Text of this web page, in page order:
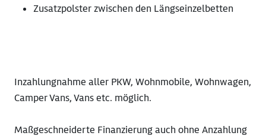
Zusatzpolster zwischen den Längseinzelbetten
Inzahlungnahme aller PKW, Wohnmobile, Wohnwagen,
Camper Vans, Vans etc. möglich.
Maßgeschneiderte Finanzierung auch ohne Anzahlung